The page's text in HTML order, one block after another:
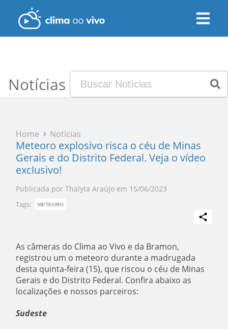
Notícias
Home Notícias
Meteoro explosivo risca o céu de Minas
Gerais e do Distrito Federal. Veja o vídeo
exclusivo!
Publicada por Thalyta Araújo em 15/06/2023
Tags: METEORO
As câmeras do Clima ao Vivo e da Bramon,
registrou um o meteoro durante a madrugada
desta quinta-feira (15), que riscou o céu de Minas
Gerais e do Distrito Federal. Confira abaixo as
localizações e nossos parceiros:
Sudeste